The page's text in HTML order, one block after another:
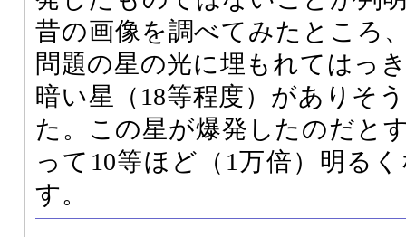
昔の画像を調べてみたところ
問題の星の光に埋もれてはっ
暗い星（18等程度）がありそ
た。この星が爆発したのだと
って10等ほど（1万倍）明る
す。